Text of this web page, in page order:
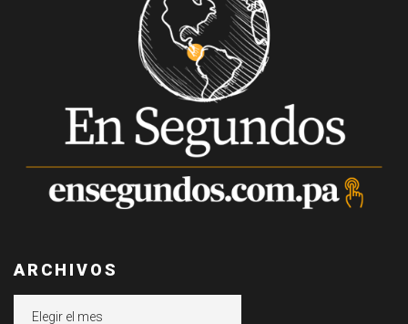
ARCHIVOS